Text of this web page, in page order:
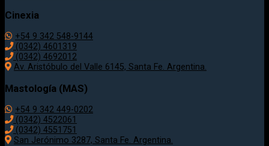
Cinexia
+54 9 342 548-9144
(0342) 4601319
(0342) 4692012
Av. Aristóbulo del Valle 6145, Santa Fe. Argentina.
Mastología (MAS)
+54 9 342 449-0202
(0342) 4522061
(0342) 4551751
San Jerónimo 3287, Santa Fe. Argentina.